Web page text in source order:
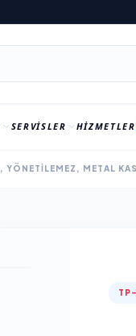
SERVISLER HIZMETLER
METAL